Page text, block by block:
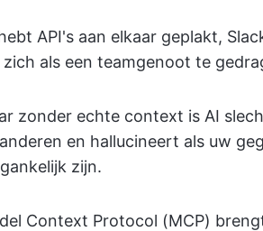
API's aan elkaar geplakt,
zich als een teamgenoot te
zonder echte context is AI
en hallucineert als uw
zijn.
Context Protocol (MCP)